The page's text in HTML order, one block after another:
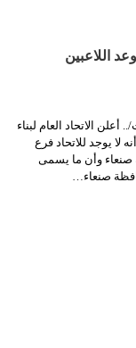
اللاعبين
.. أعلن الاتحاد العام لبناء
لا يوجد للاتحاد فرع
صنعاء وأن ما يسمى
صنعاء…